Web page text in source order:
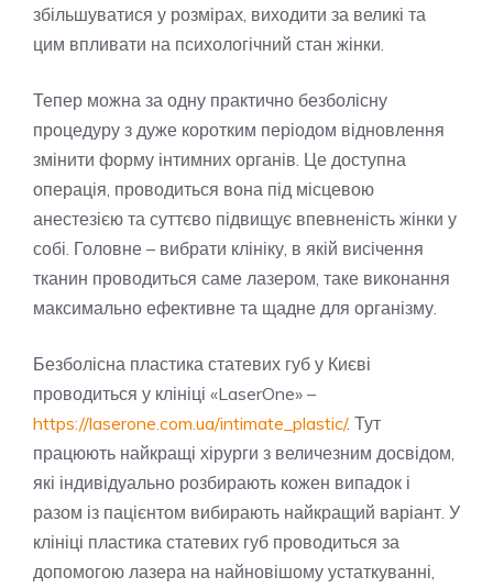
збільшуватися у розмірах, виходити за великі та
цим впливати на психологічний стан жінки.
Тепер можна за одну практично безболісну
процедуру з дуже коротким періодом відновлення
змінити форму інтимних органів. Це доступна
операція, проводиться вона під місцевою
анестезією та суттєво підвищує впевненість жінки у
собі. Головне – вибрати клініку, в якій висічення
тканин проводиться саме лазером, таке виконання
максимально ефективне та щадне для організму.
Безболісна пластика статевих губ у Києві
проводиться у клініці «LaserOne» –
https://laserone.com.ua/intimate_plastic/. Тут
працюють найкращі хірурги з величезним досвідом,
які індивідуально розбирають кожен випадок і
разом із пацієнтом вибирають найкращий варіант. У
клініці пластика статевих губ проводиться за
допомогою лазера на найновішому устаткуванні,